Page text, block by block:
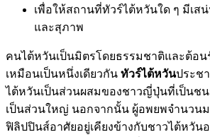
เพื่อให้สถานที่ทัวร์ไต้หวันใด ๆ มีเส
และสุภาพ
คนไต้หวันเป็นมิตรโดยธรรมชาติและต้อน
เหมือนเป็นหนึ่งเดียวกัน ทัวร์ไต้หวันประช
ไต้หวันเป็นส่วนผสมของชาวญี่ปุ่นที่เป็นช
เป็นส่วนใหญ่ นอกจากนั้น ผู้อพยพจำนวน
ฟิลิปปินส์อาศัยอยู่เคียงข้างกับชาวไต้หวัน